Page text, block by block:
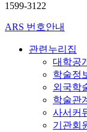
1599-3122
ARS 번호안내
관련누리집
대학공
학술정
외국학
학술관
사서커
기관회